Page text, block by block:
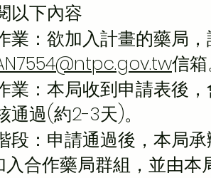
以下內容
業：欲加入計畫的藥局
信
業：本局收到申請表後
通過(約2-3天)。
段：申請通過後，本局
入合作藥局群組，並由